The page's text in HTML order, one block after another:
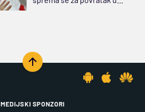
MEDIJSKI SPONZORI